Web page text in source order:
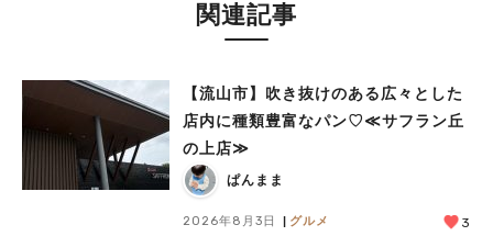
関連記事
【流山市】吹き抜けのある広々とした
店内に種類豊富なパン♡≪サフラン丘
の上店≫
ぱんまま
2026年8月3日 グルメ 3